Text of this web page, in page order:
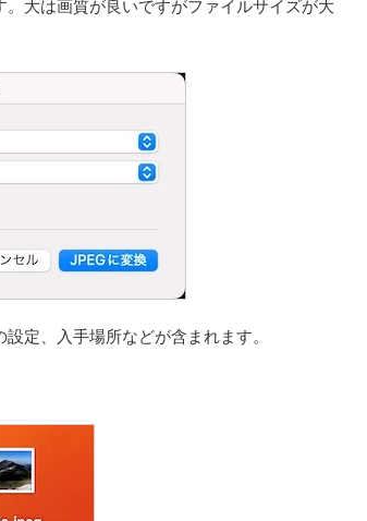
大は画質が良いですがファイルサイズが大
定、入手場所などが含まれます。